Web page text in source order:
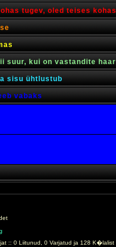
tugev, oled teises
suur, kui on vastandite
sisu ühtlustub
vabaks
:: 0 Liitunud, 0 Varjatud ja 128